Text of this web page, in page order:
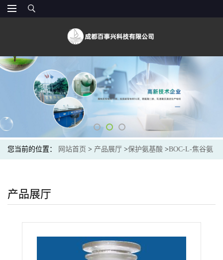
您当前的位置： 网站首页 > 产品展厅 >保护氨基酸 >BOC-L-焦谷氨
产品展厅